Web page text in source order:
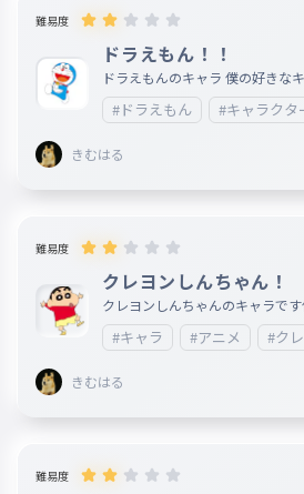
難易度
ドラえもん！！
ドラえもんのキャラ 僕の好きな
#ドラえもん #キャラクタ
きむはる
難易度
クレヨンしんちゃん！
クレヨンしんちゃんのキャラで
#キャラ #アニメ #ク
きむはる
難易度